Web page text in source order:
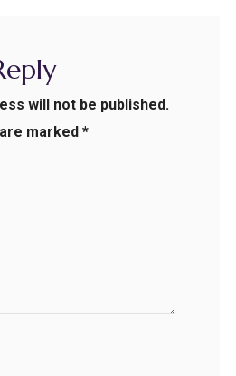
will not be published.
marked *